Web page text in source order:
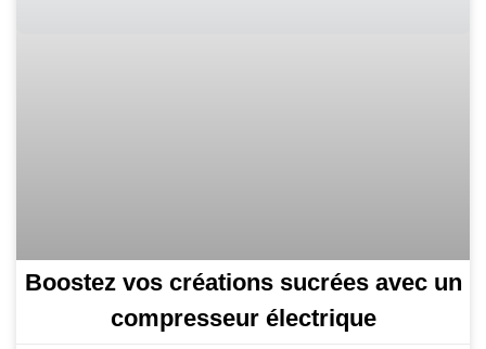
Boostez vos créations sucrées avec un
compresseur électrique